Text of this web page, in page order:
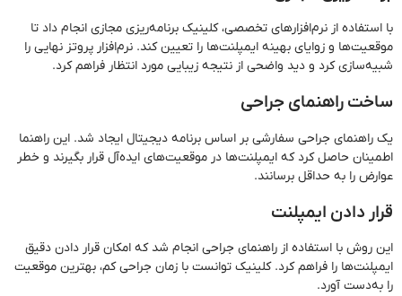
با استفاده از نرم‌افزارهای تخصصی، کلینیک برنامه‌ریزی مجازی انجام داد تا
موقعیت‌ها و زوایای بهینه ایمپلنت‌ها را تعیین کند. نرم‌افزار پروتز نهایی را
شبیه‌سازی کرد و دید واضحی از نتیجه زیبایی مورد انتظار فراهم کرد.
ساخت راهنمای جراحی
یک راهنمای جراحی سفارشی بر اساس برنامه دیجیتال ایجاد شد. این راهنما
اطمینان حاصل کرد که ایمپلنت‌ها در موقعیت‌های ایده‌آل قرار بگیرند و خطر
عوارض را به حداقل برسانند.
قرار دادن ایمپلنت
این روش با استفاده از راهنمای جراحی انجام شد که امکان قرار دادن دقیق
ایمپلنت‌ها را فراهم کرد. کلینیک توانست با زمان جراحی کم، بهترین موقعیت
را به‌دست آورد.